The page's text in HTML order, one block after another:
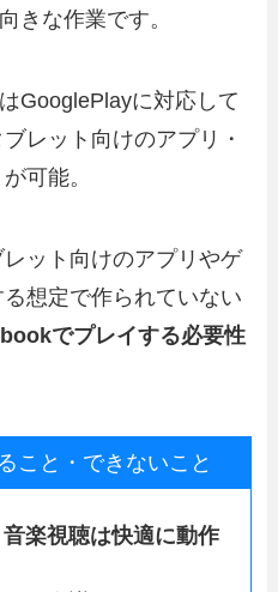
きな作業です。
GooglePlayに対応して
レット向けのアプリ・
可能。
ット向けのアプリやゲ
想定で作られていない
でプレイする必要性
こと・できないこと
楽視聴は快適に動作